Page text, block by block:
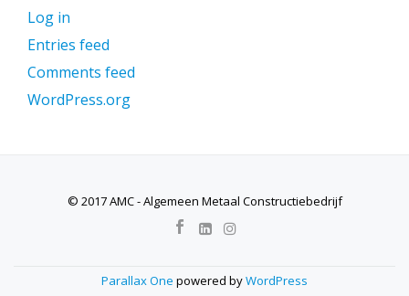
Log in
Entries feed
Comments feed
WordPress.org
© 2017 AMC - Algemeen Metaal Constructiebedrijf
Parallax One powered byWordPress